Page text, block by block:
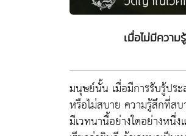
เมื่อไม่มีควา
มนุษย์นั้น เมื่อมีการรับรู้ปร
หรือไม่สบาย ความรู้สึกที่สบ
มีเวทนานี้อย่างใดอย่างหนึ่